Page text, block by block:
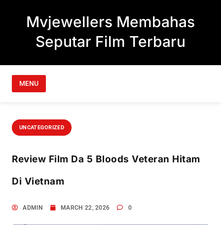
Mvjewellers Membahas
Seputar Film Terbaru
MENU
UNCATEGORIZED
Review Film Da 5 Bloods Veteran Hitam
Di Vietnam
ADMIN MARCH 22, 2026 0